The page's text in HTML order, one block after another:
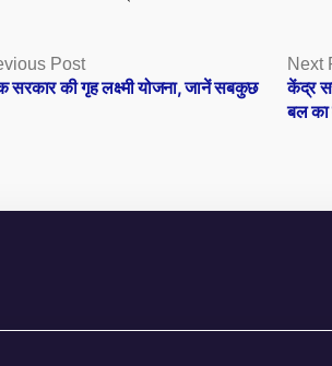
PostPrevious
post:
सरकार की गृह लक्ष्मी योजना, जानें सबकुछ
Next
केंद्र
बल का